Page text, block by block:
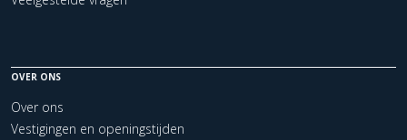
OVER ONS
Over ons
Vestigingen en openingstijden